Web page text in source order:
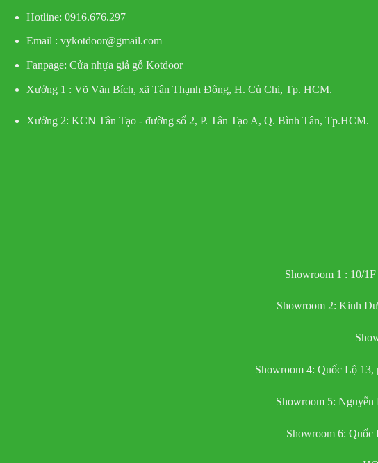
Hotline: 0916.676.297
Email : vykotdoor@gmail.com
Fanpage: Cửa nhựa giả gỗ Kotdoor
Xưởng 1 : Võ Văn Bích, xã Tân Thạnh Đông, H. Củ Chi, Tp. HCM.
Xưởng 2: KCN Tân Tạo - đường số 2, P. Tân Tạo A, Q. Bình Tân, Tp.HCM.
Showroom 1 : 10/
Showroom 2: Kinh
Showroom 4: Quốc Lộ
Showroom 5:
Showroom 6: